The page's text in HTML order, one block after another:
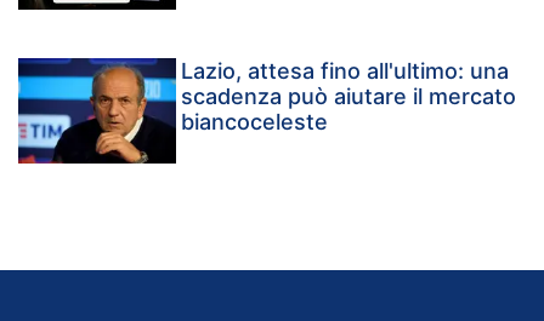
Lazio, attesa fino all'ultimo: una
scadenza può aiutare il mercato
biancoceleste